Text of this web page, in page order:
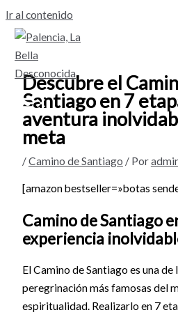
Ir al contenido
Descubre el
Santiago en 7
aventura
meta
/Camino de Santiago / Por
[amazon bestseller=»botas
Camino de Santiago
experiencia
El Camino de Santiago es una de
peregrinación más famosas del
espiritualidad. Realizarlo en 7